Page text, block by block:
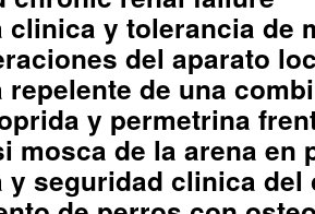
clinica y tolerancia de
del aparato
repelente de una
y permetrina
mosca de la arena en
y seguridad clinica del